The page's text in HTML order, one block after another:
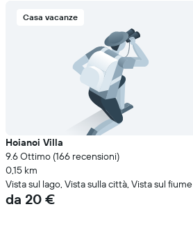
Casa vacanze
Hoianoi Villa
9.6 Ottimo (166 recensioni)
0,15 km
Vista sul lago, Vista sulla città, Vista sul fiume
da 20 €